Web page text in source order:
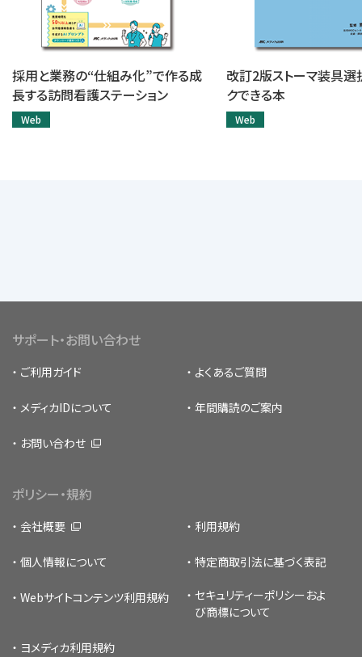
採用と業務の“仕組み化”で作る成
長する訪問看護ステーション
Web
改訂2版ストーマ装具選
クできる本
Web
サポート・お問い合わせ
ご利用ガイド よくあるご質問
メディカIDについて 年間購読のご案内
お問い合わせ
ポリシー・規約
会社概要 利用規約
個人情報について 特定商取引法に基づく表記
Webサイトコンテンツ利用規約 セキュリティーポリシー およ
び商標について
ヨメディカ利用規約